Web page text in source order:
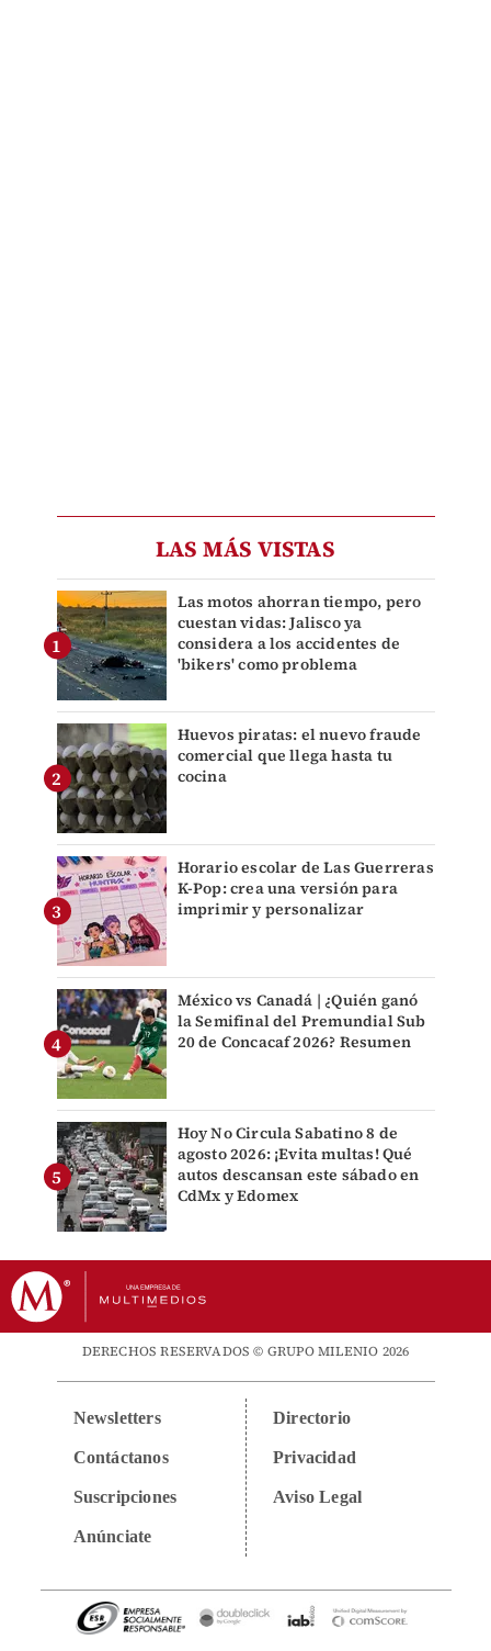
LAS MÁS VISTAS
Las motos ahorran tiempo, pero
cuestan vidas: Jalisco ya
considera a los accidentes de
'bikers' como problema
Huevos piratas: el nuevo fraude
comercial que llega hasta tu
cocina
Horario escolar de Las Guerreras
K-Pop: crea una versión para
imprimir y personalizar
México vs Canadá | ¿Quién ganó
la Semifinal del Premundial Sub
20 de Concacaf 2026? Resumen
Hoy No Circula Sabatino 8 de
agosto 2026: ¡Evita multas! Qué
autos descansan este sábado en
CdMx y Edomex
DERECHOS RESERVADOS © GRUPO MILENIO 2026
Newsletters
Contáctanos
Suscripciones
Anúnciate
Directorio
Privacidad
Aviso Legal